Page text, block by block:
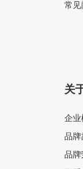
常见
关
企业
品牌
品牌